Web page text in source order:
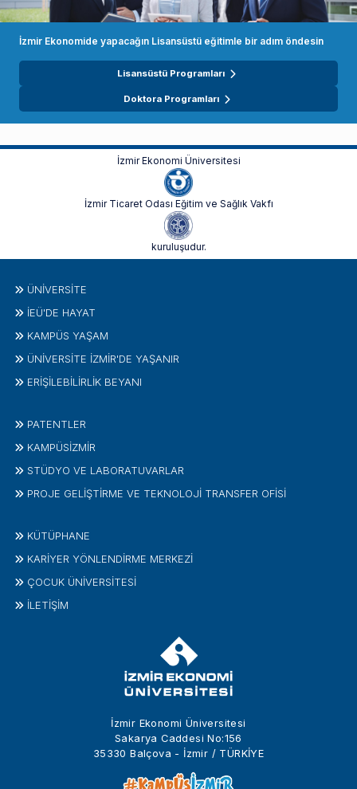
İzmir Ekonomide yapacağın Lisansüstü eğitimle bir adım öndesin
Lisansüstü Programları
Doktora Programları
İzmir Ekonomi Üniversitesi
İzmir Ticaret Odası Eğitim ve Sağlık Vakfı
kuruluşudur.
İzmir Ekonomi Üniversitesi
Sakarya Caddesi No:156
35330 Balçova - İzmir / TÜRKİYE
ÜNIVERSITE
İEÜ'DE HAYAT
KAMPÜS YAŞAM
ÜNİVERSİTE İZMİR'DE YAŞANIR
ERİŞİLEBİLİRLİK BEYANI
PATENTLER
KAMPÜSİZMIR
STÜDYO VE LABORATUVARLAR
PROJE GELIŞTIRME VE TEKNOLOJI TRANSFER OFISI
KÜTÜPHANE
KARİYER YÖNLENDİRME MERKEZİ
ÇOCUK ÜNIVERSITESI
İLETIŞIM